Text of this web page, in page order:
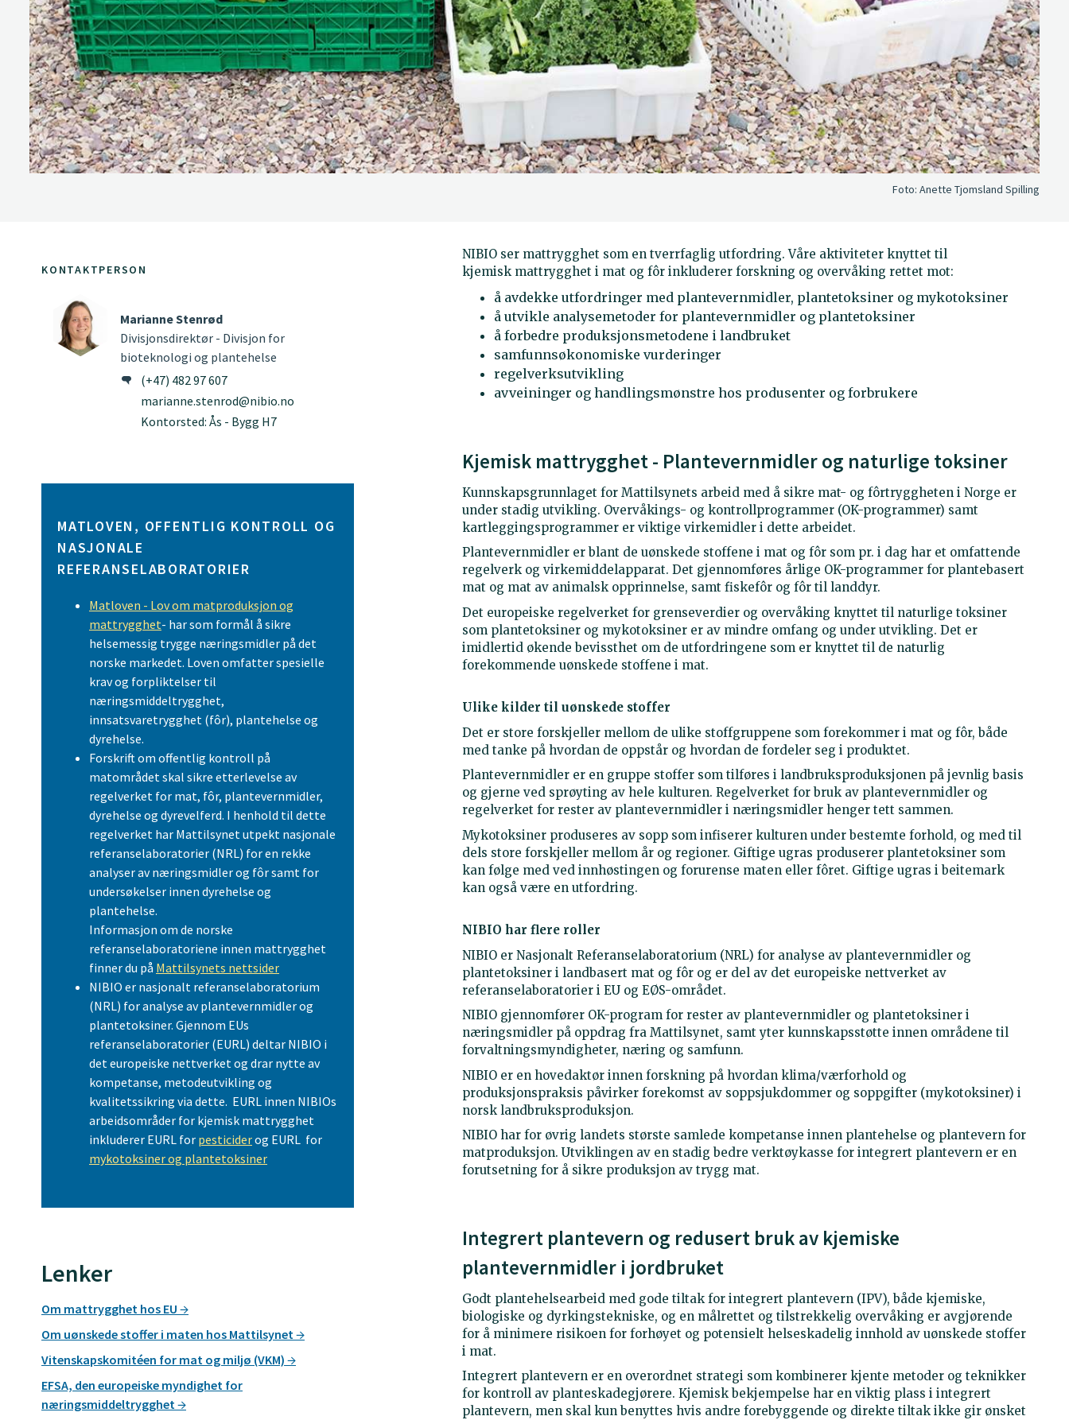
Foto: Anette Tjomsland Spilling
KONTAKTPERSON
Marianne Stenrød
Divisjonsdirektør - Divisjon for
bioteknologi og plantehelse
(+47) 482 97 607
marianne.stenrod@nibio.no
Kontorsted: Ås - Bygg H7
MATLOVEN, OFFENTLIG KONTROLL OG
NASJONALE
REFERANSELABORATORIER
Matloven - Lov om matproduksjon og
mattrygghet- har som formål å sikre
helsemessig trygge næringsmidler på det
norske markedet. Loven omfatter spesielle
krav og forpliktelser til
næringsmiddeltrygghet,
innsatsvaretrygghet (fôr), plantehelse og
dyrehelse.
Forskrift om offentlig kontroll på
matområdet skal sikre etterlevelse av
regelverket for mat, fôr, plantevernmidler,
dyrehelse og dyrevelferd. I henhold til dette
regelverket har Mattilsynet utpekt nasjonale
referanselaboratorier (NRL) for en rekke
analyser av næringsmidler og fôr samt for
undersøkelser innen dyrehelse og
plantehelse.
Informasjon om de norske
referanselaboratoriene innen mattrygghet
finner du på Mattilsynets nettsider
NIBIO er nasjonalt referanselaboratorium
(NRL) for analyse av plantevernmidler og
plantetoksiner. Gjennom EUs
referanselaboratorier (EURL) deltar NIBIO i
det europeiske nettverket og drar nytte av
kompetanse, metodeutvikling og
kvalitetssikring via dette. EURL innen NIBIOs
arbeidsområder for kjemisk mattrygghet
inkluderer EURL for pesticiderog EURL for
mykotoksiner og plantetoksiner
Lenker
Om mattrygghet hos EU
Om uønskede stoffer i maten hos Mattilsynet
Vitenskapskomitéen for mat og miljø (VKM)
EFSA, den europeiske myndighet for
næringsmiddeltrygghet
NIBIO ser mattrygghet som en tverrfaglig utfordring. Våre aktiviteter knyttet til
kjemisk mattrygghet i mat og fôr inkluderer forskning og overvåking rettet mot:
å avdekke utfordringer med plantevernmidler, plantetoksiner og mykotoksiner
å utvikle analysemetoder for plantevernmidler og plantetoksiner
å forbedre produksjonsmetodene i landbruket
samfunnsøkonomiske vurderinger
regelverksutvikling
avveininger og handlingsmønstre hos produsenter og forbrukere
Kjemisk mattrygghet - Plantevernmidler og naturlige toksiner
Kunnskapsgrunnlaget for Mattilsynets arbeid med å sikre mat- og fôrtryggheten i Norge er
under stadig utvikling. Overvåkings- og kontrollprogrammer (OK-programmer) samt
kartleggingsprogrammer er viktige virkemidler i dette arbeidet.
Plantevernmidler er blant de uønskede stoffene i mat og fôr som pr. i dag har et omfattende
regelverk og virkemiddelapparat. Det gjennomføres årlige OK-programmer for plantebasert
mat og mat av animalsk opprinnelse, samt fiskefôr og fôr til landdyr.
Det europeiske regelverket for grenseverdier og overvåking knyttet til naturlige toksiner
som plantetoksiner og mykotoksiner er av mindre omfang og under utvikling. Det er
imidlertid økende bevissthet om de utfordringene som er knyttet til de naturlig
forekommende uønskede stoffene i mat.
Ulike kilder til uønskede stoffer
Det er store forskjeller mellom de ulike stoffgruppene som forekommer i mat og fôr, både
med tanke på hvordan de oppstår og hvordan de fordeler seg i produktet.
Plantevernmidler er en gruppe stoffer som tilføres i landbruksproduksjonen på jevnlig basis
og gjerne ved sprøyting av hele kulturen. Regelverket for bruk av plantevernmidler og
regelverket for rester av plantevernmidler i næringsmidler henger tett sammen.
Mykotoksiner produseres av sopp som infiserer kulturen under bestemte forhold, og med til
dels store forskjeller mellom år og regioner. Giftige ugras produserer plantetoksiner som
kan følge med ved innhøstingen og forurense maten eller fôret. Giftige ugras i beitemark
kan også være en utfordring.
NIBIO har flere roller
NIBIO er Nasjonalt Referanselaboratorium (NRL) for analyse av plantevernmidler og
plantetoksiner i landbasert mat og fôr og er del av det europeiske nettverket av
referanselaboratorier i EU og EØS-området.
NIBIO gjennomfører OK-program for rester av plantevernmidler og plantetoksiner i
næringsmidler på oppdrag fra Mattilsynet, samt yter kunnskapsstøtte innen områdene til
forvaltningsmyndigheter, næring og samfunn.
NIBIO er en hovedaktør innen forskning på hvordan klima/værforhold og
produksjonspraksis påvirker forekomst av soppsjukdommer og soppgifter (mykotoksiner) i
norsk landbruksproduksjon.
NIBIO har for øvrig landets største samlede kompetanse innen plantehelse og plantevern for
matproduksjon. Utviklingen av en stadig bedre verktøykasse for integrert plantevern er en
forutsetning for å sikre produksjon av trygg mat.
Integrert plantevern og redusert bruk av kjemiske
plantevernmidler i jordbruket
Godt plantehelsearbeid med gode tiltak for integrert plantevern (IPV), både kjemiske,
biologiske og dyrkingstekniske, og en målrettet og tilstrekkelig overvåking er avgjørende
for å minimere risikoen for forhøyet og potensielt helseskadelig innhold av uønskede stoffer
i mat.
Integrert plantevern er en overordnet strategi som kombinerer kjente metoder og teknikker
for kontroll av planteskadegjørere. Kjemisk bekjempelse har en viktig plass i integrert
plantevern, men skal kun benyttes hvis andre forebyggende og direkte tiltak ikke gir ønsket